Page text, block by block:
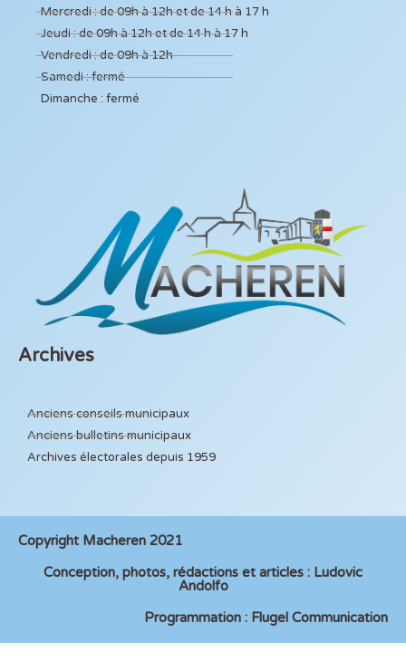
Mercredi : de 09h à 12h et de 14 h à 17 h
Jeudi : de 09h à 12h et de 14 h à 17 h
Vendredi : de 09h à 12h
Samedi : fermé
Dimanche : fermé
Archives
Anciens conseils municipaux
Anciens bulletins municipaux
Archives électorales depuis 1959
Copyright Macheren 2021
Conception, photos, rédactions et articles : Ludovic
Andolfo
Programmation : Flugel Communication